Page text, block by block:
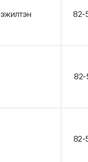
82-
82-
82-